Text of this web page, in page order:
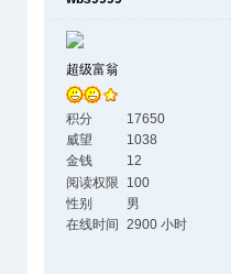
超级富翁
积分
17650
威望
1038
金钱
12
阅读权限
100
性别
男
在线时间
2900 小时